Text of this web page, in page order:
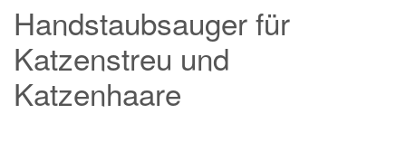
Handstaubsauger für
Katzenstreu und
Katzenhaare